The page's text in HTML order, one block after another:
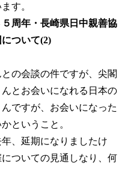
す。
周年・長崎県日中親善協
ついて(2)
の会談の件ですが、尖閣
とお会いになれる日本の
ですが、お会いになった
ということ。
、延期になりましたけ
ついての見通しなり、何